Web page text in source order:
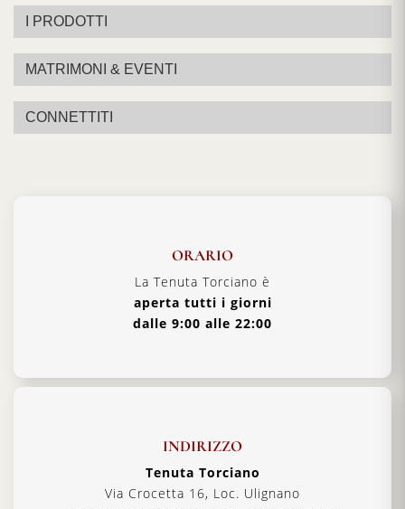
I PRODOTTI
MATRIMONI & EVENTI
CONNETTITI
ORARIO
La Tenuta Torciano è
aperta tutti i giorni
dalle 9:00 alle 22:00
INDIRIZZO
Tenuta Torciano
Via Crocetta 16, Loc. Ulignano